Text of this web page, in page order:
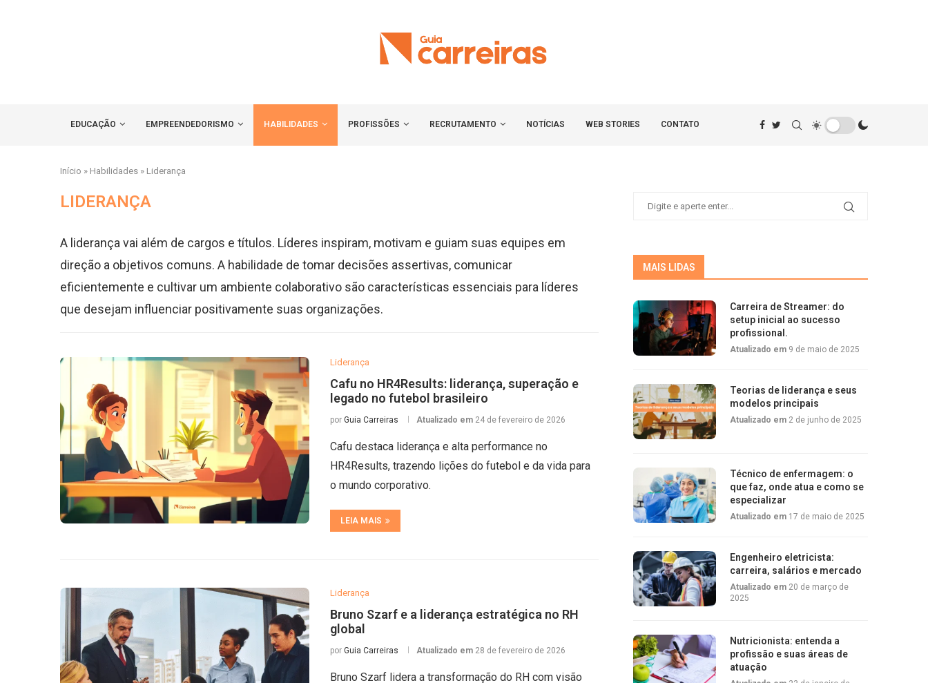
EDUCAÇÃO EMPREENDEDORISMO HABILIDADES PROFISSÕES RECRUTAMENTO NOTÍCIAS WEB STORIES CONTATO
Início » Habilidades » Liderança
LIDERANÇA
A liderança vai além de cargos e títulos. Líderes inspiram, motivam e guiam suas equipes em
direção a objetivos comuns. A habilidade de tomar decisões assertivas, comunicar
eficientemente e cultivar um ambiente colaborativo são características essenciais para líderes
que desejam influenciar positivamente suas organizações.
Liderança
Cafu no HR4Results: liderança, superação e
legado no futebol brasileiro
por Guia Carreiras Atualizado em 24 de fevereiro de 2026
Cafu destaca liderança e alta performance no
HR4Results, trazendo lições do futebol e da vida para
o mundo corporativo.
LEIA MAIS
Liderança
Bruno Szarf e a liderança estratégica no RH
global
por Guia Carreiras Atualizado em 28 de fevereiro de 2026
Bruno Szarf lidera a transformação do RH com visão
MAIS LIDAS
Carreira de Streamer: do
setup inicial ao sucesso
profissional.
Atualizado em 9 de maio de 2025
Teorias de liderança e seus
modelos principais
Atualizado em 2 de junho de 2025
Técnico de enfermagem: o
que faz, onde atua e como se
especializar
Atualizado em 17 de maio de 2025
Engenheiro eletricista:
carreira, salários e mercado
Atualizado em 20 de março de
2025
Nutricionista: entenda a
profissão e suas áreas de
atuação